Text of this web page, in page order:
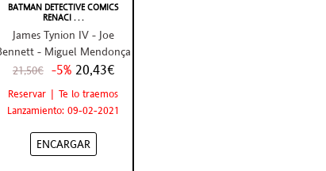
BATMAN DETECTIVE COMICS
RENACI . . .
James Tynion IV - Joe
- Miguel Mendonça
21,50€ -5% 20,43€
Reservar | Te lo traemos
Lanzamiento: 09-02-2021
ENCARGAR